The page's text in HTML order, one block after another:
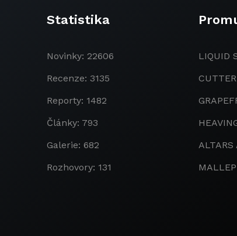
Statistika
Novinky: 22606
Recenze: 3135
Reporty: 1482
Články: 793
Galerie: 682
Rozhovory: 131
LIQUID
ALTARS